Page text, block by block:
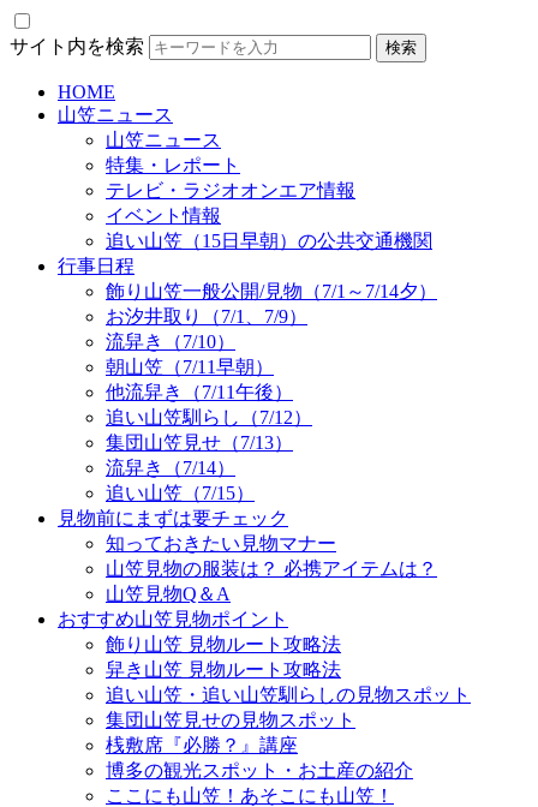
サイト内を検索
HOME
山笠ニュース
山笠ニュース
特集・レポート
テレビ・ラジオオンエア情報
イベント情報
追い山笠（15日早朝）の公共交通機関
行事日程
飾り山笠一般公開/見物（7/1～7/14夕）
お汐井取り（7/1、7/9）
流舁き（7/10）
朝山笠（7/11早朝）
他流舁き（7/11午後）
追い山笠馴らし（7/12）
集団山笠見せ（7/13）
流舁き（7/14）
追い山笠（7/15）
見物前にまずは要チェック
知っておきたい見物マナー
山笠見物の服装は？ 必携アイテムは？
山笠見物Q＆A
おすすめ山笠見物ポイント
飾り山笠 見物ルート攻略法
舁き山笠 見物ルート攻略法
追い山笠・追い山笠馴らしの見物スポット
集団山笠見せの見物スポット
桟敷席『必勝？』講座
博多の観光スポット・お土産の紹介
ここにも山笠！あそこにも山笠！